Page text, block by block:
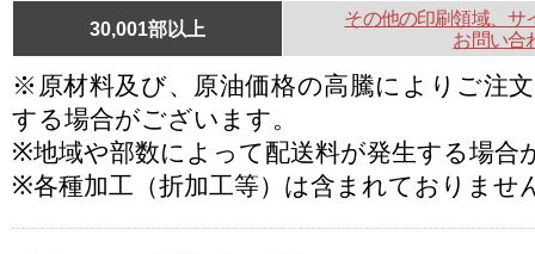
30,001部以上
その他の印刷領域、サ
お問い合
※原材料及び、原油価格の高騰によりご注
する場合がございます。
※地域や部数によって配送料が発生する場合
※各種加工（折加工等）は含まれておりませ